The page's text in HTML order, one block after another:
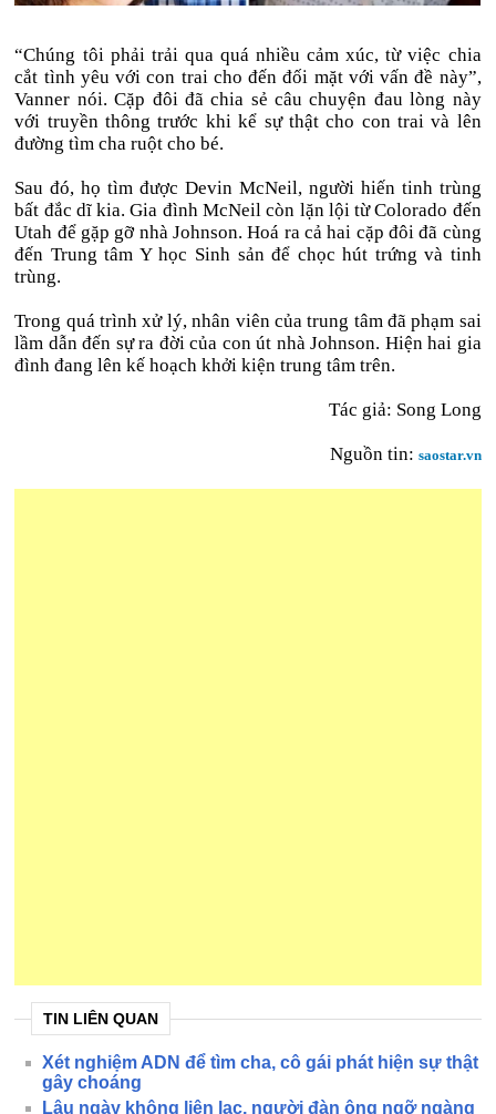
“Chúng tôi phải trải qua quá nhiều cảm xúc, từ việc chia
cắt tình yêu với con trai cho đến đối mặt với vấn đề này”,
Vanner nói. Cặp đôi đã chia sẻ câu chuyện đau lòng này
với truyền thông trước khi kể sự thật cho con trai và lên
đường tìm cha ruột cho bé.
Sau đó, họ tìm được Devin McNeil, người hiến tinh trùng
bất đắc dĩ kia. Gia đình McNeil còn lặn lội từ Colorado đến
Utah để gặp gỡ nhà Johnson. Hoá ra cả hai cặp đôi đã cùng
đến Trung tâm Y học Sinh sản để chọc hút trứng và tinh
trùng.
Trong quá trình xử lý, nhân viên của trung tâm đã phạm sai
lầm dẫn đến sự ra đời của con út nhà Johnson. Hiện hai gia
đình đang lên kế hoạch khởi kiện trung tâm trên.
Tác giả: Song Long
Nguồn tin: saostar.vn
TIN LIÊN QUAN
Xét nghiệm ADN để tìm cha, cô gái phát hiện sự thật
gây choáng
Lâu ngày không liên lạc, người đàn ông ngỡ ngàng